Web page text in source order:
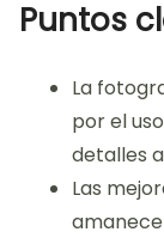
Puntos
La
por el
detalles
Las